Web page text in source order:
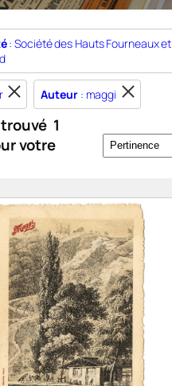
: Société des Hauts Fourneaux et
Auteur: maggi
1
votre